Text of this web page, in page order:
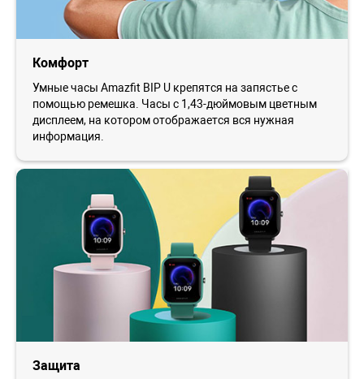
Комфорт
Умные часы Amazfit BIP U крепятся на запястье с
помощью ремешка. Часы с 1,43-дюймовым цветным
дисплеем, на котором отображается вся нужная
информация.
Защита